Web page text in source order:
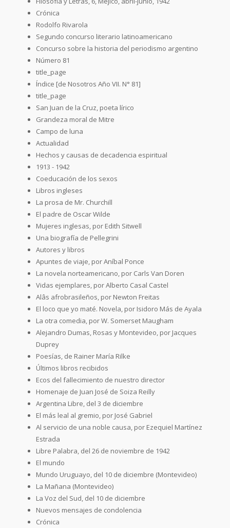
Crónica
Rodolfo Rivarola
Segundo concurso literario latinoamericano
Concurso sobre la historia del periodismo argentino
Número 81
title_page
Índice [de Nosotros Año VII. N° 81]
title_page
San Juan de la Cruz, poeta lírico
Grandeza moral de Mitre
Campo de luna
Actualidad
Hechos y causas de decadencia espiritual
1913 - 1942
Coeducación de los sexos
Libros ingleses
La prosa de Mr. Churchill
El padre de Oscar Wilde
Mujeres inglesas, por Edith Sitwell
Una biografía de Pellegrini
Autores y libros
Apuntes de viaje, por Aníbal Ponce
La novela norteamericano, por Carls Van Doren
Vidas ejemplares, por Alberto Casal Castel
Alâs afrobrasileños, por Newton Freitas
El loco que yo maté. Novela, por Isidoro Más de Ayala
La otra comedia, por W. Somerset Maugham
Alejandro Dumas, Rosas y Montevideo, por Jacques
Duprey
Poesías, de Rainer María Rilke
Últimos libros recibidos
Ecos del fallecimiento de nuestro director
Homenaje de Juan José de Soiza Reilly
Argentina Libre, del 3 de diciembre
El más leal al gremio, por José Gabriel
Al servicio de una noble causa, por Ezequiel Martínez
Estrada
Libre Palabra, del 26 de noviembre de 1942
El mundo
Mundo Uruguayo, del 10 de diciembre (Montevideo)
La Mañana (Montevideo)
La Voz del Sud, del 10 de diciembre
Nuevos mensajes de condolencia
Crónica